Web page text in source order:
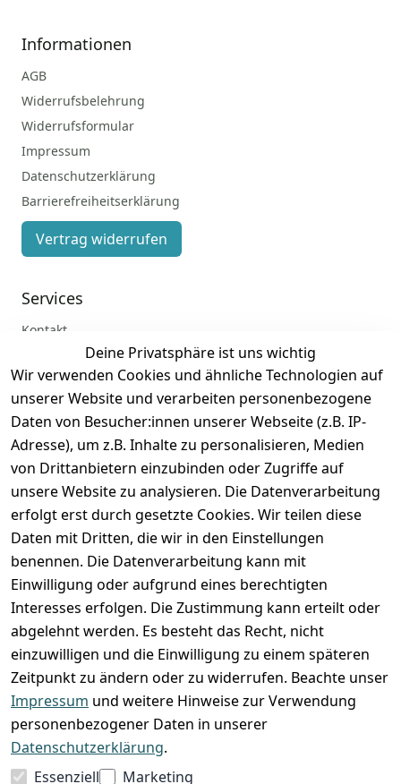
Deine Privatsphäre ist uns wichtig
Wir verwenden Cookies und ähnliche Technologien auf
unserer Website und verarbeiten personenbezogene
Daten von Besucher:innen unserer Webseite (z.B. IP-
Adresse), um z.B. Inhalte zu personalisieren, Medien
von Drittanbietern einzubinden oder Zugriffe auf
unsere Website zu analysieren. Die Datenverarbeitung
erfolgt erst durch gesetzte Cookies. Wir teilen diese
Daten mit Dritten, die wir in den Einstellungen
benennen. Die Datenverarbeitung kann mit
Einwilligung oder aufgrund eines berechtigten
Interesses erfolgen. Die Zustimmung kann erteilt oder
abgelehnt werden. Es besteht das Recht, nicht
einzuwilligen und die Einwilligung zu einem späteren
Zeitpunkt zu ändern oder zu widerrufen. Beachte unser
Impressum und weitere Hinweise zur Verwendung
personenbezogener Daten in unserer
Datenschutzerklärung.
Essenziell
Marketing
Informationen
AGB
Widerrufsbelehrung
Widerrufsformular
Impressum
Datenschutzerklärung
Barrierefreiheitserklärung
Vertrag widerrufen
Services
Kontakt
Registrieren
Zahlung und Versand
VORKASSE RECHNUNG